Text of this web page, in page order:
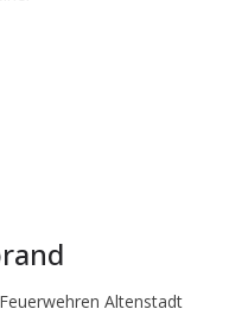
Altenstadt